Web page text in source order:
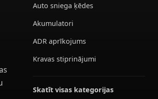
Auto sniega ķēdes
Akumulatori
ADR aprīkojums
Kravas stiprinājumi
Skatīt visas kategorijas